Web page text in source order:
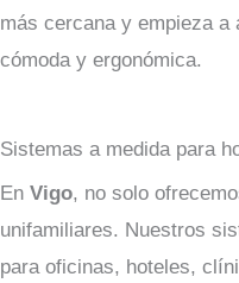
más cercana y empieza a
cómoda y ergonómica.
Sistemas a medida para
En Vigo, no solo
unifamiliares. Nuestros
para oficinas, hoteles,